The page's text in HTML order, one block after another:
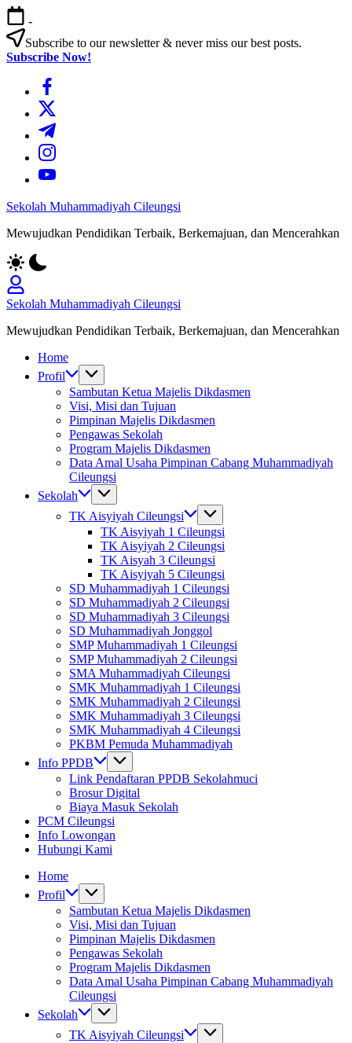
Skip
to
content
-
Subscribe to our newsletter & never miss our best posts.
Subscribe Now!
https://www.facebook.com/
https://twitter.com/
https://t.me/
https://www.instagram.com/
https://youtube.com/
Sekolah Muhammadiyah Cileungsi
Mewujudkan Pendidikan Terbaik, Berkemajuan, dan Mencerahkan
Sekolah Muhammadiyah Cileungsi
Mewujudkan Pendidikan Terbaik, Berkemajuan, dan Mencerahkan
Home
Profil
Sambutan Ketua Majelis Dikdasmen
Visi, Misi dan Tujuan
Pimpinan Majelis Dikdasmen
Pengawas Sekolah
Program Majelis Dikdasmen
Data Amal Usaha Pimpinan Cabang Muhammadiyah
Cileungsi
Sekolah
TK Aisyiyah Cileungsi
TK Aisyiyah 1 Cileungsi
TK Aisyiyah 2 Cileungsi
TK Aisyah 3 Cileungsi
TK Aisyiyah 5 Cileungsi
SD Muhammadiyah 1 Cileungsi
SD Muhammadiyah 2 Cileungsi
SD Muhammadiyah 3 Cileungsi
SD Muhammadiyah Jonggol
SMP Muhammadiyah 1 Cileungsi
SMP Muhammadiyah 2 Cileungsi
SMA Muhammadiyah Cileungsi
SMK Muhammadiyah 1 Cileungsi
SMK Muhammadiyah 2 Cileungsi
SMK Muhammadiyah 3 Cileungsi
SMK Muhammadiyah 4 Cileungsi
PKBM Pemuda Muhammadiyah
Info PPDB
Link Pendaftaran PPDB Sekolahmuci
Brosur Digital
Biaya Masuk Sekolah
PCM Cileungsi
Info Lowongan
Hubungi Kami
Home
Profil
Sambutan Ketua Majelis Dikdasmen
Visi, Misi dan Tujuan
Pimpinan Majelis Dikdasmen
Pengawas Sekolah
Program Majelis Dikdasmen
Data Amal Usaha Pimpinan Cabang Muhammadiyah
Cileungsi
Sekolah
TK Aisyiyah Cileungsi